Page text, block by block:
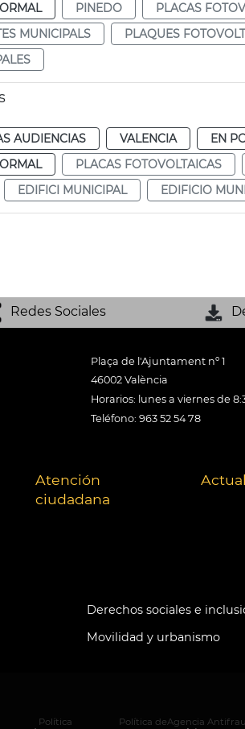
PINEDO
PLACAS
MUNICIPALS
PLAQUES
AUDIENCIAS VALENCIA
EN
PLACAS FOTOVOLTAICAS
EDIFICI MUNICIPAL EDIFICIO
Redes Sociales
Plaça de l'Ajuntament nº 1
46002 València
Horarios: lunes a viernes de
Teléfono: 963 52 54 78
Atención
ciudadana
Derechos sociales e
Movilidad y urbanismo
Política Política deAgencia